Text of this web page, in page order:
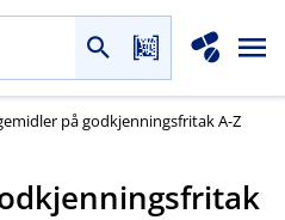
på godkjenningsfritak A-Z